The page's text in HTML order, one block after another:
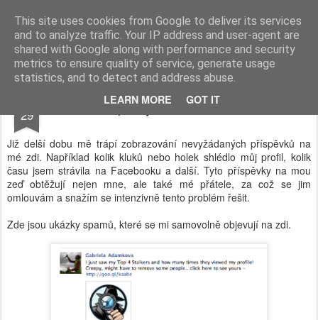
This site uses cookies from Google to deliver its services
and to analyze traffic. Your IP address and user-agent are
shared with Google along with performance and security
metrics to ensure quality of service, generate usage
statistics, and to detect and address abuse.
LEARN MORE GOT IT
Kateřina Reichertová, marketingová poradkyně
29 Spamy na Facebooku
Již delší dobu mě trápí zobrazování nevyžádaných příspěvků na
mé zdi. Například kolik kluků nebo holek shlédlo můj profil, kolik
času jsem strávila na Facebooku a další. Tyto příspěvky na mou
zeď obtěžují nejen mne, ale také mé přátele, za což se jim
omlouvám a snažím se intenzivně tento problém řešit.
Zde jsou ukázky spamů, které se mi samovolně objevují na zdi.